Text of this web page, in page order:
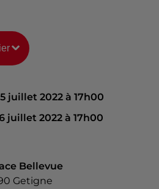
juillet 2022 à 17h00
juillet 2022 à 17h00
Bellevue
Getigne